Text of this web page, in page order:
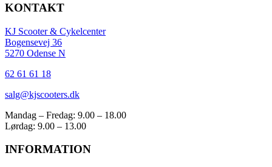
KONTAKT
KJ Scooter & Cykelcenter
Bogensevej 36
5270 Odense N
62 61 61 18
salg@kjscooters.dk
Mandag – Fredag: 9.00 – 18.00
Lørdag: 9.00 – 13.00
INFORMATION